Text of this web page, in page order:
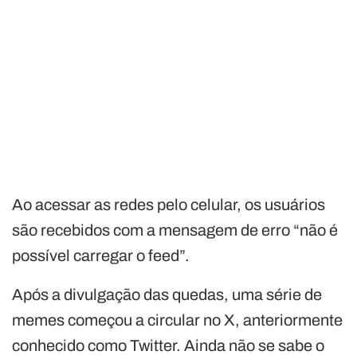
Ao acessar as redes pelo celular, os usuários
são recebidos com a mensagem de erro “não é
possível carregar o feed”.
Após a divulgação das quedas, uma série de
memes começou a circular no X, anteriormente
conhecido como Twitter. Ainda não se sabe o